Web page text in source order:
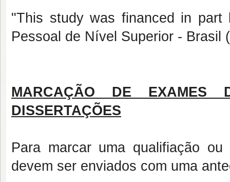
"This study was financed in part
Pessoal de Nível Superior - Brasil
MARCAÇÃO DE EXAMES
DISSERTAÇÕES
Para marcar uma qualifiação
devem ser enviados com uma